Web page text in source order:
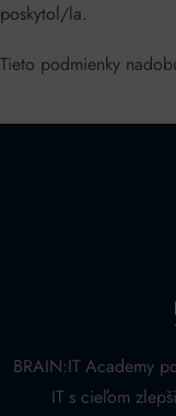
poskytol/la.
Tieto podmienky
BRAIN:IT Academy
IT s cieľom